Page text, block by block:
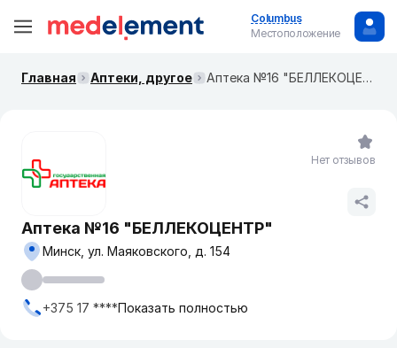
Columbus
Местоположение
Главная Аптеки, другое Аптека №16 "БЕЛЛЕКОЦЕНТР"
Аптека №16 "БЕЛЛЕКОЦЕНТР"
Минск, ул. Маяковского, д. 154
+375 17 ****Показать полностью
Нет отзывов